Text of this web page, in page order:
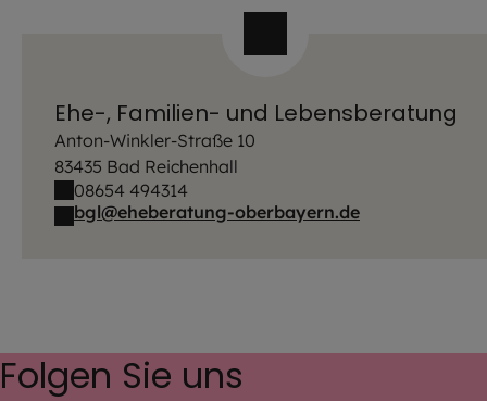
Ehe-, Familien- und Lebensberatung
Anton-Winkler-Straße 10
83435 Bad Reichenhall
08654 494314
bgl@eheberatung-oberbayern.de
Folgen Sie uns